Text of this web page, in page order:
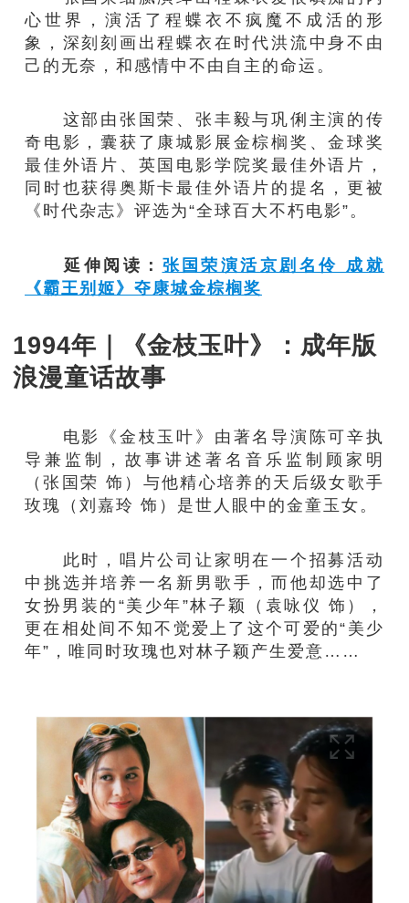
心世界，演活了程蝶衣不疯魔不成活的形
象，深刻刻画出程蝶衣在时代洪流中身不由
己的无奈，和感情中不由自主的命运。
这部由张国荣、张丰毅与巩俐主演的传
奇电影，囊获了康城影展金棕榈奖、金球奖
最佳外语片、英国电影学院奖最佳外语片，
同时也获得奥斯卡最佳外语片的提名，更被
《时代杂志》评选为“全球百大不朽电影”。
延伸阅读： 张国荣演活京剧名伶 成就
《霸王别姬》夺康城金棕榈奖
1994年｜《金枝玉叶》：成年版
浪漫童话故事
电影《金枝玉叶》由著名导演陈可辛执
导兼监制，故事讲述著名音乐监制顾家明
（张国荣 饰）与他精心培养的天后级女歌手
玫瑰（刘嘉玲 饰）是世人眼中的金童玉女。
此时，唱片公司让家明在一个招募活动
中挑选并培养一名新男歌手，而他却选中了
女扮男装的“美少年”林子颖（袁咏仪 饰），
更在相处间不知不觉爱上了这个可爱的“美少
年”，唯同时玫瑰也对林子颖产生爱意……